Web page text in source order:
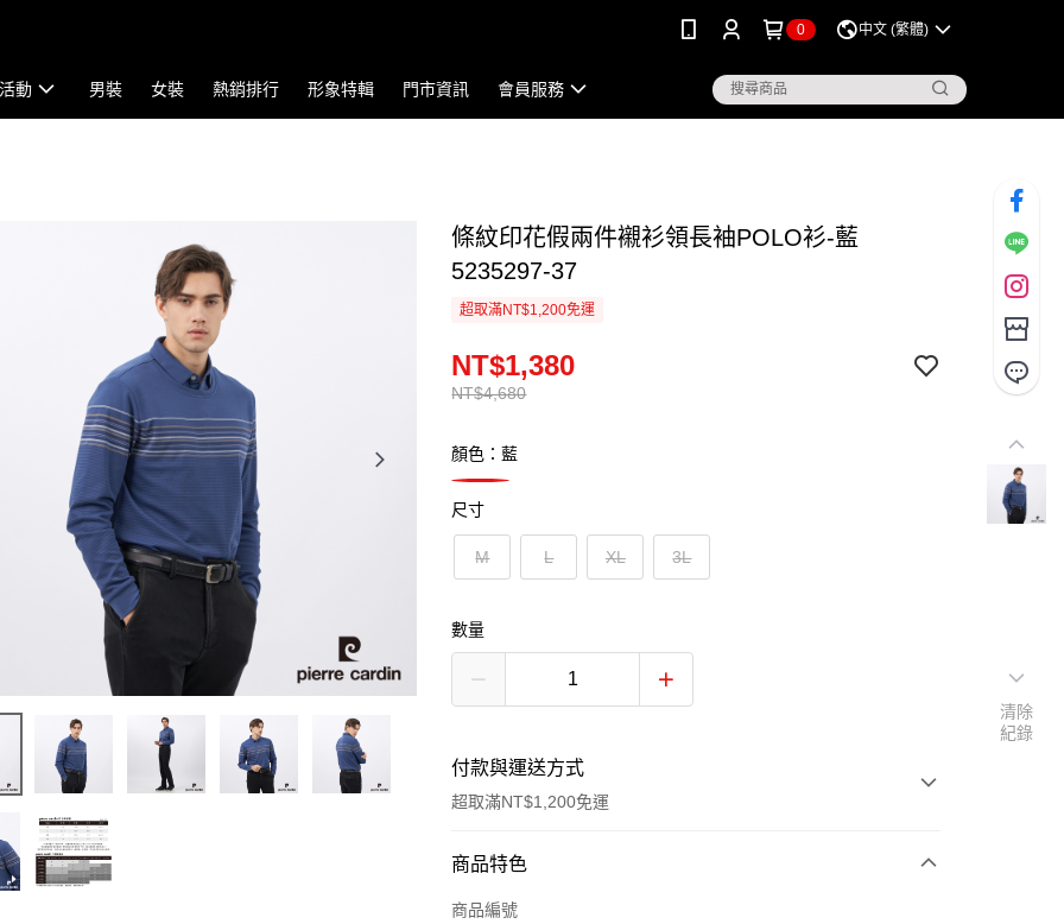
0 中文 (繁體)
動 男裝 女裝 熱銷排行 形象特輯 門市資訊 會員服務
條紋印花假兩件襯衫領長袖POLO衫-藍
5235297-37
超取滿NT$1,200免運
NT$4,680
NT$1,380
顏色：藍
尺寸
M L XL 3L
數量
付款與運送方式
超取滿NT$1,200免運
付款方式
信用卡一次付款
商品特色
商品編號
清除
紀錄